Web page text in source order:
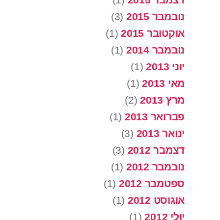
נובמבר 2015
(3)
אוקטובר 2015
(1)
נובמבר 2014
(1)
יוני 2013
(1)
מאי 2013
(1)
מרץ 2013
(2)
פברואר 2013
(1)
ינואר 2013
(3)
דצמבר 2012
(3)
נובמבר 2012
(1)
ספטמבר 2012
(1)
אוגוסט 2012
(1)
יולי 2012
(1)